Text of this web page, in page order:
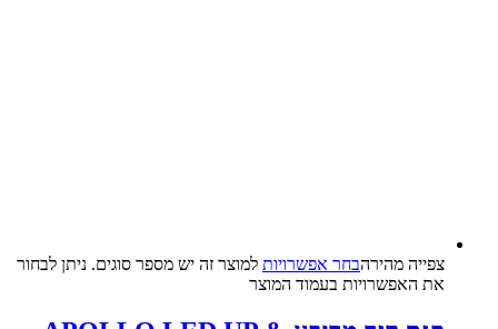
צפייה‬ ‫מהירה‬בחר אפשרויות למוצר זה יש מספר סוגים. ניתן לבחור
את האפשרויות בעמוד המוצר